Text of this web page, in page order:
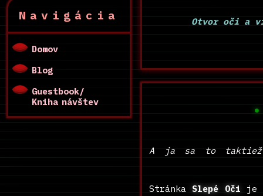
Navigácia
Domov
Blog
Guestbook/
Kniha návštev
Otvor oči a
A ja sa to taktiež
StránkaSlepé Oči je